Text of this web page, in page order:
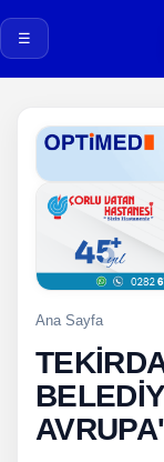
☰
Ana Sayfa